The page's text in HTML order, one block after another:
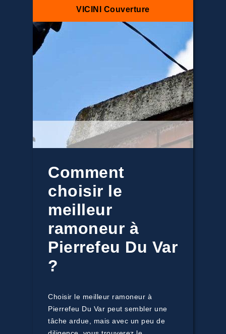
VICINI Couverture
Comment
choisir le
meilleur
ramoneur à
Pierrefeu Du Var
?
Choisir le meilleur ramoneur à
Pierrefeu Du Var peut sembler une
tâche ardue, mais avec un peu de